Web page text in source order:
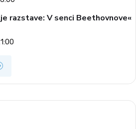
razstave: V senci Beethovnove«